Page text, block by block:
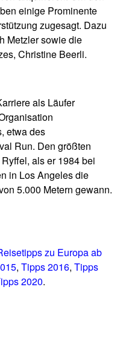
einige Prominente
zugesagt. Dazu
Metzler sowie die
Christine Beerli.
als Läufer
etwa des
Run. Den größten
als er 1984 bei
in Los Angeles die
5.000 Metern gewann.
zu Europa ab
, Tipps 2016, Tipps
2020.